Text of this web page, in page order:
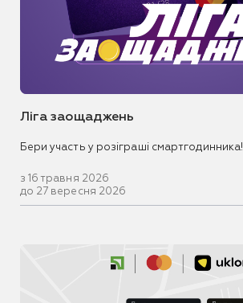
Ліга заощаджень
Бери участь у розіграші смартгодинника!
з 16 травня 2026
до 27 вересня 2026